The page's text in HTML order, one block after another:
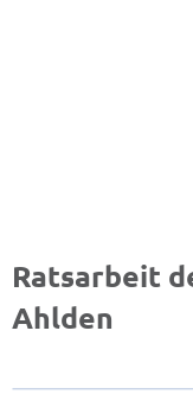
de
Ratsarbeit
Ahlden